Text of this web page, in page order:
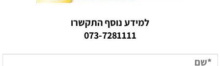
למידע נוסף התקשרו
073-7281111